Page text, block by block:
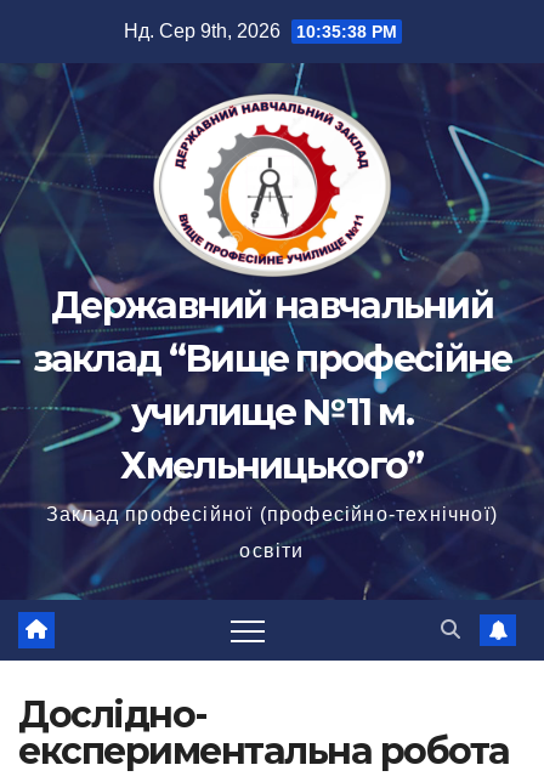
Нд. Сер 9th, 2026 10:35:38 PM
Державний навчальний
заклад “Вище професійне
училище №11 м.
Хмельницького”
Заклад професійної (професійно-технічної)
освіти
Дослідно-
експериментальна робота